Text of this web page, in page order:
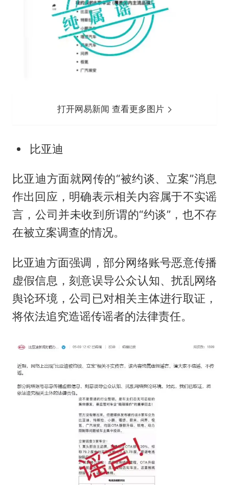
打开网易新闻 查看更多图片
比亚迪
比亚迪方面就网传的“被约谈、立案”消息
作出回应，明确表示相关内容属于不实谣
言，公司并未收到所谓的“约谈”，也不存
在被立案调查的情况。
比亚迪方面强调，部分网络账号恶意传播
虚假信息，刻意误导公众认知、扰乱网络
舆论环境，公司已对相关主体进行取证，
将依法追究造谣传谣者的法律责任。